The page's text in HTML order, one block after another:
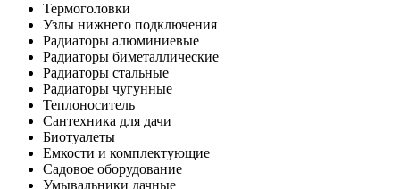
Термоголовки
Узлы нижнего подключения
Радиаторы алюминиевые
Радиаторы биметаллические
Радиаторы стальные
Радиаторы чугунные
Теплоноситель
Сантехника для дачи
Биотуалеты
Емкости и комплектующие
Садовое оборудование
Умывальники дачные